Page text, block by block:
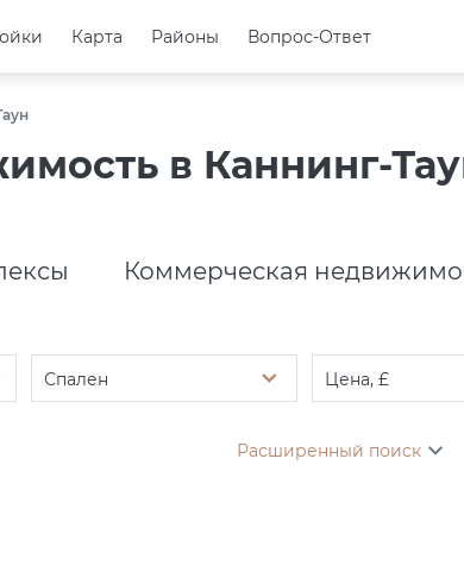
Карта Районы Вопрос-Ответ
Карта Районы Вопрос-Ответ
в Каннинг-
Коммерческая
Спален Цена, £
Расширенный поиск